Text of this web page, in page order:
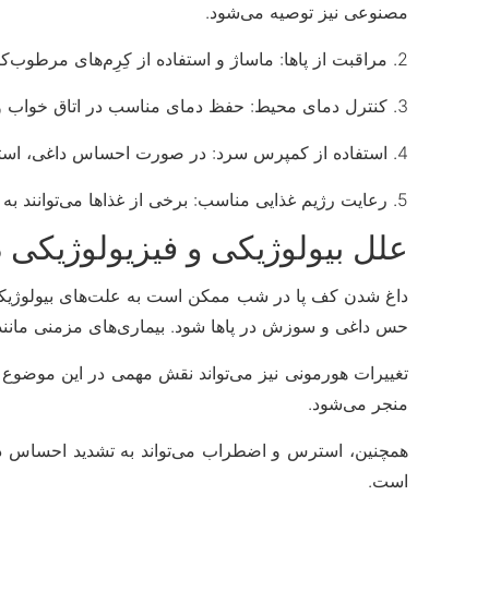
مصنوعی نیز توصیه می‌شود.
2. مراقبت از پاها: ماساژ و استفاده از کِرِم‌های مرطوب‌کننده مخصوص پاها می‌تواند به کاهش داغ شدن آنها کمک کند. این کار باعث بهبود جریان خون و کاهش التهاب نیز می‌شود.
3. کنترل دمای محیط: حفظ دمای مناسب در اتاق خواب و استفاده از فن یا تهویه مناسب می‌تواند به کاهش احساس گرما در پاها کمک کند.
4. استفاده از کمپرس سرد: در صورت احساس داغی، استفاده از کمپرس سرد می‌تواند علائم را فوراً کاهش دهد.
5. رعایت رژیم غذایی مناسب: برخی از غذاها می‌توانند به افزایش دمای بدن و در نتیجه داغ شدن کف پا کمک کنند. مصرف غذاهای تند و محرک را کاهش دهید.
علل بیولوژیکی و
داغ شدن کف پا در شب ممکن است به علت‌های بیولوژیکی
حس داغی و سوزش در پاها شود. بیماری‌های مزمنی مانند
تغییرات هورمونی نیز می‌تواند نقش مهمی در این موضوع
منجر می‌شود.
همچنین، استرس و اضطراب می‌تواند به تشدید
است.